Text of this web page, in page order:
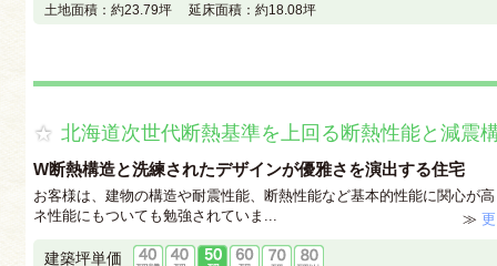
土地面積： 約23.79坪 延床面積： 約18.08坪
北海道次世代断熱基準を上回る断熱性能と減震
W断熱構造と洗練されたデザインが優雅さを演出する住宅
お客様は、建物の構造や耐震性能、断熱性能など基本的性能に関心が
ネ性能にもついても勉強されていま...
≫
建築坪単価